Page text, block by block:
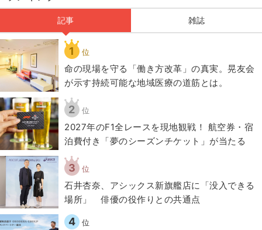
記事 雑誌
1 位
​命の現場を守る「働き方改革」の真実。晃友会
が示す持続可能な地域医療の道筋とは。
2 位
2027年のF1全レースを現地観戦！ 航空券・宿
泊費付き「夢のシーズンチケット」が当たる
3 位
石井杏奈、アシックス新旗艦店に「没入できる
場所」 俳優の役作りとの共通点
4 位